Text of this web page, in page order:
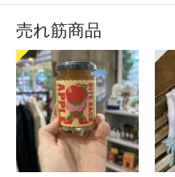
売れ筋商品